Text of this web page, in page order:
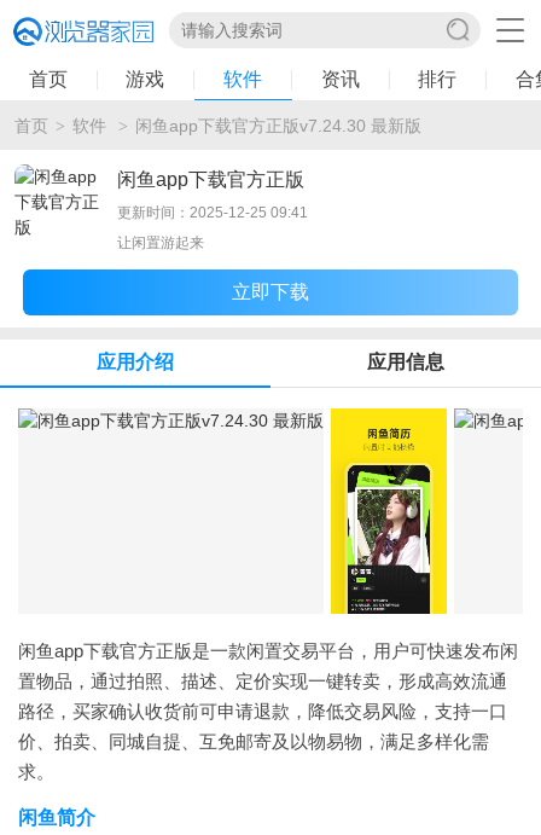
首页 游戏 软件 资讯 排行 合
首页 > 软件 > 闲鱼app下载官方正版v7.24.30 最新版
闲鱼app下载官方正版
更新时间：2025-12-25 09:41
让闲置游起来
立即下载
应用介绍 应用信息
闲鱼app下载官方正版是一款闲置交易平台，用户可快速发布闲
置物品，通过拍照、描述、定价实现一键转卖，形成高效流通
路径，买家确认收货前可申请退款，降低交易风险，支持一口
价、拍卖、同城自提、互免邮寄及以物易物，满足多样化需
求。
闲鱼简介